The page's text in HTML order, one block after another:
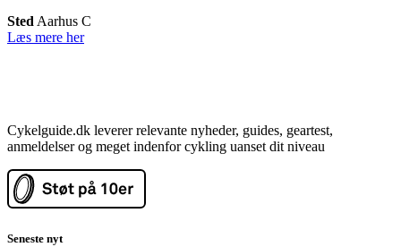
Sted Aarhus C
Læs mere her
Cykelguide.dk leverer relevante nyheder, guides, geartest,
anmeldelser og meget indenfor cykling uanset dit niveau
Seneste nyt